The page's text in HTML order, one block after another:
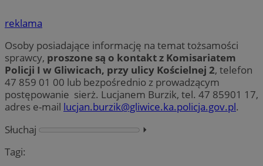
reklama
Osoby posiadające informację na temat tożsamości
sprawcy, proszone są o kontakt z Komisariatem
Policji I w Gliwicach, przy ulicy Kościelnej 2, telefon
47 859 01 00 lub bezpośrednio z prowadzącym
postępowanie sierż. Lucjanem Burzik, tel. 47 85901 17,
adres e-mail lucjan.burzik@gliwice.ka.policja.gov.pl.
Słuchaj
⏵︎
Tagi: